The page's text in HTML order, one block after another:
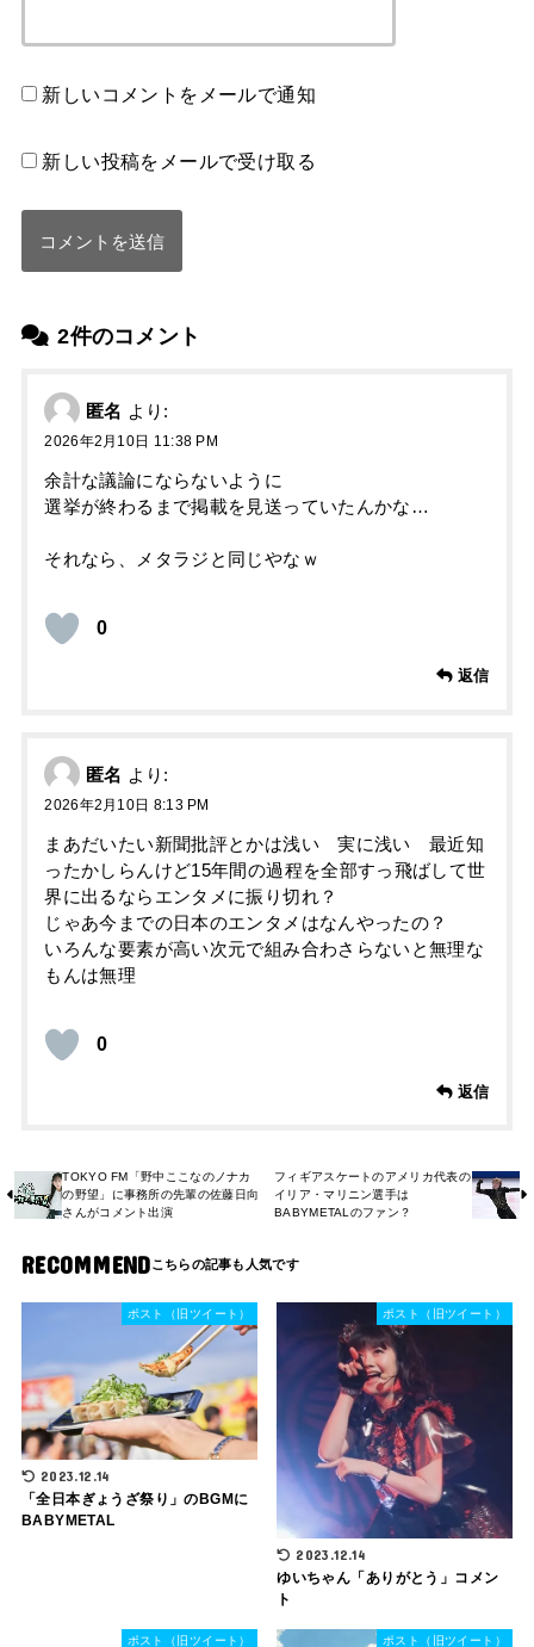
2件のコメント
匿名 より:
2026年2月10日 11:38 PM
余計な議論にならないように
選挙が終わるまで掲載を見送っていたんかな…
それなら、メタラジと同じやなｗ
0
返信
匿名 より:
2026年2月10日 8:13 PM
まあだいたい新聞批評とかは浅い 実に浅い 最近知
ったかしらんけど15年間の過程を全部すっ飛ばして世
界に出るならエンタメに振り切れ？
じゃあ今までの日本のエンタメはなんやったの？
いろんな要素が高い次元で組み合わさらないと無理な
もんは無理
0
返信
新しいコメントをメールで通知
新しい投稿をメールで受け取る
TOKYO FM「野中ここなのノナカ
の野望」に事務所の先輩の佐藤日向
さんがコメント出演
フィギアスケートのアメリカ代表の
イリア・マリニン選手は
BABYMETALのファン？
RECOMMEND
ポスト（旧ツイート）
2023.12.14
「全日本ぎょうざ祭り」のBGMに
BABYMETAL
ポスト（旧ツイート）
2023.12.14
ゆいちゃん「ありがとう」コメン
ト
ポスト（旧ツイート） ポスト（旧ツイート）